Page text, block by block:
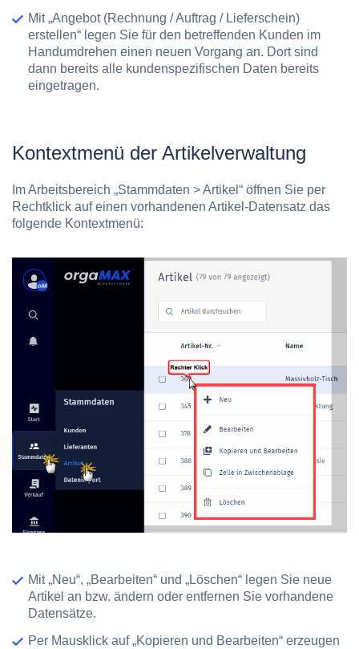
Mit „Angebot (Rechnung / Auftrag / Lieferschein)
erstellen“ legen Sie für den betreffenden Kunden im
Handumdrehen einen neuen Vorgang an. Dort sind
dann bereits alle kundenspezifischen Daten bereits
eingetragen.
Kontextmenü der Artikelverwaltung
Im Arbeitsbereich „Stammdaten > Artikel“ öffnen Sie per
Rechtklick auf einen vorhandenen Artikel-Datensatz das
folgende Kontextmenü:
Mit„Neu“, „Bearbeiten“ und „Löschen“ legen Sie neue
Artikel an bzw. ändern oder entfernen Sie vorhandene
Datensätze.
Per Mausklick auf„Kopieren und Bearbeiten“ erzeugen